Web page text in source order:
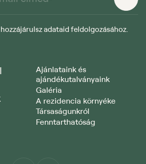
Ajánlataink és
ajándékutalványaink
Galéria
A rezidencia környéke
Társaságunkról
Fenntarthatóság
adataid feldolgozásához.